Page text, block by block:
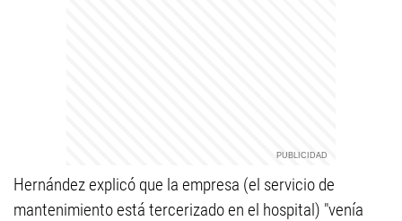
Hernández explicó que la empresa (el servicio de
mantenimiento está tercerizado en el hospital) "venía